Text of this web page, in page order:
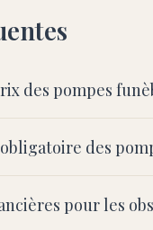
des pompes
des
pour les